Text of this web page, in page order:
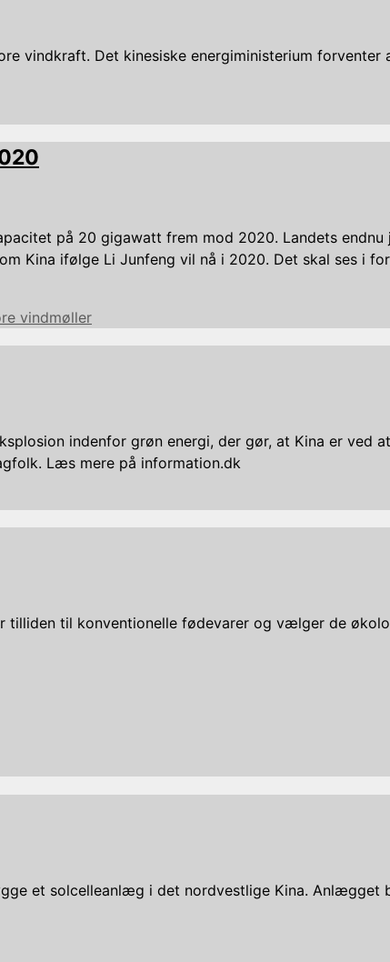
vindkraft. Det kinesiske energiministerium forventer
på 20 gigawatt frem mod 2020. Landets
Kina ifølge Li Junfeng vil nå i 2020. Det skal ses i
vindmøller
indenfor grøn energi, der gør, at Kina er ved
Læs mere på information.dk
tilliden til konventionelle fødevarer og vælger de
et solcelleanlæg i det nordvestlige Kina. Anlægget